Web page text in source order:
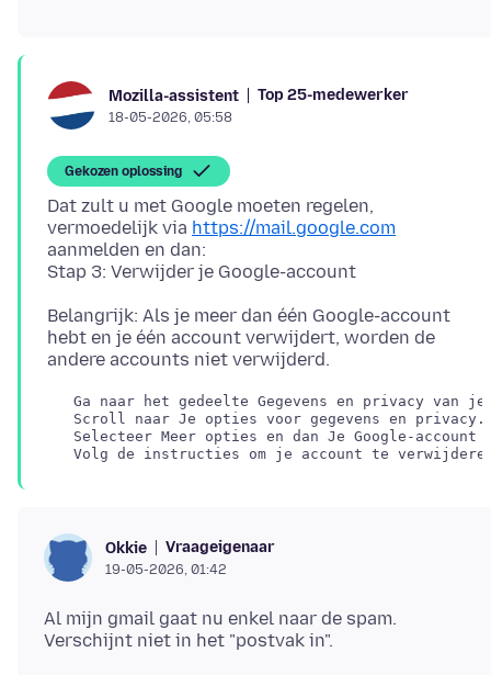
Mozilla-assistent Top 25-medewerker
18-05-2026, 05:58
Gekozen oplossing
Dat zult u met Google moeten regelen,
vermoedelijk via https://mail.google.com
aanmelden en dan:
Belangrijk: Als je meer dan één Google-account
hebt en je één account verwijdert, worden de
Ga naar het gedeelte Gegevens en privacy van
   Scroll naar Je opties voor gegevens en privacy.
Selecteer Meer opties en dan Je Google-account
Okkie Vraageigenaar
19-05-2026, 01:42
Al mijn gmail gaat nu enkel naar de spam.